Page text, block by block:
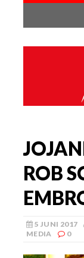
ROB
5 JUNI 2017
MEDIA
0